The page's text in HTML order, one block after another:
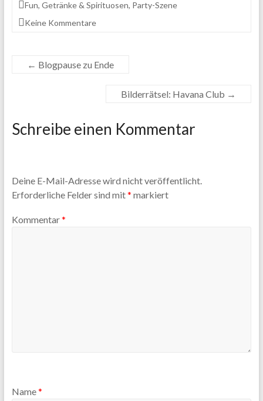
Fun, Getränke & Spirituosen, Party-Szene
Keine Kommentare
← Blogpause zu Ende
Bilderrätsel: Havana Club →
Schreibe einen Kommentar
Deine E-Mail-Adresse wird nicht veröffentlicht.
Erforderliche Felder sind mit* markiert
Kommentar*
Name*